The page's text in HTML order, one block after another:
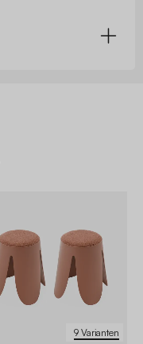
9 Varianten